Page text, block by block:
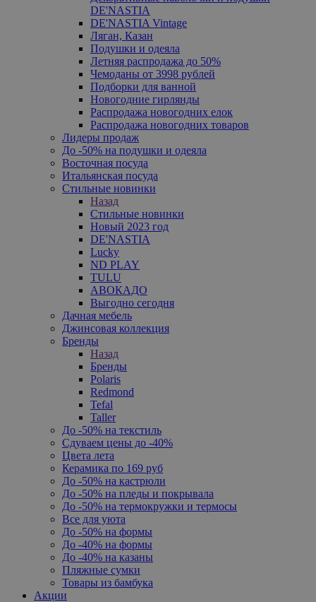
DE'NASTIA
DE'NASTIA Vintage
Ляган, Казан
Подушки и одеяла
Летняя распродажа до 50%
Чемоданы от 3998 рублей
Подборки для ванной
Новогодние гирлянды
Распродажа новогодних елок
Распродажа новогодних товаров
Лидеры продаж
До -50% на подушки и одеяла
Восточная посуда
Итальянская посуда
Стильные новинки
Назад
Стильные новинки
Новый 2023 год
DE'NASTIA
Lucky
ND PLAY
TULU
АВОКАДО
Выгодно сегодня
Дачная мебель
Джинсовая коллекция
Бренды
Назад
Бренды
Polaris
Redmond
Tefal
Taller
До -50% на текстиль
Сдуваем цены до -40%
Цвета лета
Керамика по 169 руб
До -50% на кастрюли
До -50% на пледы и покрывала
До -50% на термокружки и термосы
Все для уюта
До -50% на формы
До -40% на формы
До -40% на казаны
Пляжные сумки
Товары из бамбука
Акции